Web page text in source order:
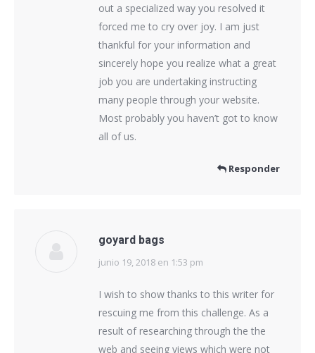
out a specialized way you resolved it
forced me to cry over joy. I am just
thankful for your information and
sincerely hope you realize what a great
job you are undertaking instructing
many people through your website.
Most probably you haven’t got to know
all of us.
Responder
goyard bags
dice:
junio 19, 2018 en 1:53 pm
I wish to show thanks to this writer for
rescuing me from this challenge. As a
result of researching through the the
web and seeing views which were not